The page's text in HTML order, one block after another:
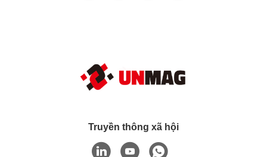
Truyền thông xã hội